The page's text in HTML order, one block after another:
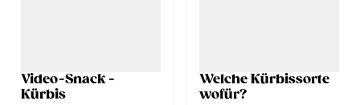
Video-Snack -
Kürbis
Welche Kürbissorte
wofür?